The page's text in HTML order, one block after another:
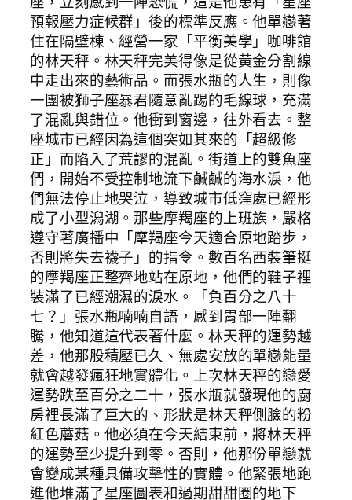
預報壓力症候群」後的標準反應。他單戀著
住在隔壁棟、經營一家「平衡美學」咖啡館
的林天秤。林天秤完美得像是從黃金分割線
中走出來的藝術品。而張水瓶的人生，則像
一團被獅子座暴君隨意亂踢的毛線球，充滿
了混亂與錯位。他衝到窗邊，往外看去。整
座城市已經因為這個突如其來的「超級修
正」而陷入了荒謬的混亂。街道上的雙魚座
們，開始不受控制地流下鹹鹹的海水淚，他
們無法停止地哭泣，導致城市低窪處已經形
成了小型潟湖。那些摩羯座的上班族，嚴格
遵守著廣播中「摩羯座今天適合原地踏步，
否則將失去襪子」的指令。數百名西裝筆挺
的摩羯座正整齊地站在原地，他們的鞋子裡
裝滿了已經潮濕的淚水。「負百分之八十
七？」張水瓶喃喃自語，感到胃部一陣翻
騰，他知道這代表著什麼。林天秤的運勢越
差，他那股積壓已久、無處安放的單戀能量
就會越發瘋狂地實體化。上次林天秤的戀愛
運勢跌至百分之二十，張水瓶就發現他的廚
房裡長滿了巨大的、形狀是林天秤側臉的粉
紅色蘑菇。他必須在今天結束前，將林天秤
的運勢至少提升到零。否則，他那份單戀就
會變成某種具備攻擊性的實體。他緊張地跑
進他堆滿了星座圖表和過期甜甜圈的地下